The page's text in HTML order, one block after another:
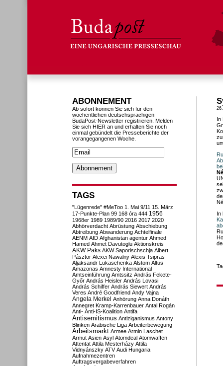
In
In
ABONNEMENT
Ab sofort können Sie sich für den
wöchentlichen deutschsprachigen
BudaPost-Newsletter registrieren. Melden
Sie sich HIER an und erhalten Sie noch
einmal gebündelt die Presseberichte der
vorangegangenen Woche.
TAGS
"Lügenrede" #MeToo 1. Mai 9/11 15. März
17-Punkte-Plan 99 168 óra 444 1956
1968er 1989 1989/90 2016 2017 2020
Abhörverdacht Abrüstung Abschiebung
Abtreibung Abwanderung Achtelfinale
AENM AfD Afghanistan agentur Ahmed
Hamed Ahmet Davutoglu Aktionskreis
AKW Paks AKW Saporischschja Albert
Pásztor Alexei Nawalny Alexis Tsipras
Aljaksandr Lukaschenka Alstom Altus
Amazonas Amnesty International
Amtseinführung Amtssitz András Fekete-
Győr András Heisler András Lovasi
András Schiffer András Siewert András
Veres André Goodfriend Andy Vajna
Angela Merkel Anhörung Anna Donáth
Annegret Kramp-Karrenbauer Antal Rogán
Anti- Anti-IS-Koalition Antifa
Antisemitismus Antiziganismus Antony
Blinken Arabische Liga Arbeiterbewegung
Arbeitsmarkt Armee Armin Laschet
Armut Asien Asyl Atomdeal Atomwaffen
Attentat Attila Mesterházy Attila
Vidnyánszky ATV Audi Hungaria
Aufnahmezentren
Auftragsvergabeverfahren